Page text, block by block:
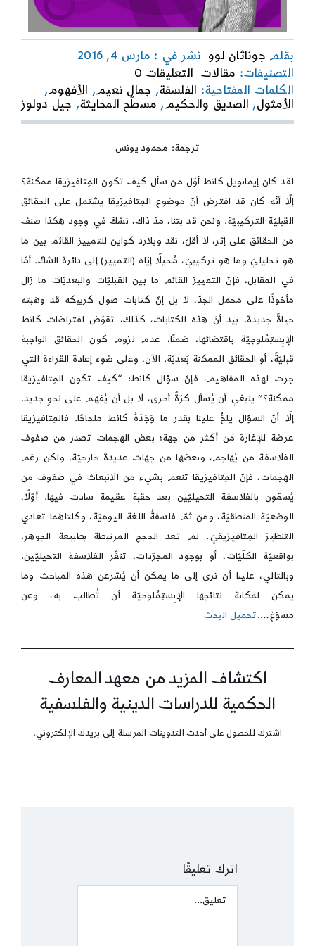
بقلم جوناثان لوو نشر في : مارس 4, 2016
التصنيفات: مقالات التعليقات 0
إمكان
المِتافيزيقا
الكلمات المفتاحية: الفلسفة, جمال نعيم, الأفهوم,
الأمثول, الصديق والحكيم, مسطّح المحايثة, جيل دولوز
ترجمة: محمود يونس
لقد كان إيمانويل كانط أوّل من سأل كيف تكون المِتافيزيقا ممكنة؟
إلّا أنّه كان قد افترض أنّ موضوع المِتافيزيقا يشتمل على الحقائق
القبليّة التركيبيّة. ونحن قد بتنا، مذ ذاك، نشكّ في وجود هكذا صنف
من الحقائق على إثر، لا أقلّ، نقد ويلارد كواين للتمييز القائم بين ما
هو تحليليّ وما هو تركيبيّ، مُحيلًا إيّاه (التمييز) إلى دائرة الشكّ. أمّا
في المقابل، فإنّ التمييز القائم ما بين القبليّات والبعديّات ما زال
مأخوذًا على محمل الجدّ، لا بل إنّ كتابات صول كريبكه قد وهبته
حياةً جديدة. بيد أنّ هذه الكتابات، كذلك، تقوّض افتراضات كانط
الإبِستِمُلوجيّة باقتضائها، ضمنًا، عدم لزوم كون الحقائق الواجبة
قبليّةً، أو الحقائق الممكنة بَعديّة. الآن، وعلى ضوء إعادة القراءة التي
جرت لهذه المفاهيم، فإنّ سؤال كانط: “كيف تكون المِتافيزيقا
ممكنة؟” ينبغي أن يُسأل كرّةً أخرى، لا بل أن يُفهم على نحوٍ جديد.
إلّا أنّ السؤال يلحُّ علينا بقدر ما وَجَدَهُ كانط ملحاحًا. فالمِتافيزيقا
عرضة للإغارة من أكثر من جهة؛ بعض الهجمات تصدر من صفوف
الفلاسفة من يُهاجم، وبعضها من جهات عديدة خارجيّة. ولكن رغم
الهجمات، فإنّ المِتافيزيقا تنعم بشيء من الانبعاث في صفوف من
يُسمّون بالفلاسفة التحيليّين بعد حقبة عقيمة سادت فيها. أوّلًا،
الوضعيّة المنطقيّة، ومن ثمّ فلسفةُ اللغة اليوميّة، وكلتاهما تعادي
التنظيرَ المِتافيزيقيّ. لم تعد الحجج المرتبطة بطبيعة الجوهر،
بواقعيّة الكلّيّات، أو بوجود المجرّدات، تنفّر الفلاسفة التحيليّين.
وبالتالي، علينا أن نرى إلى ما يمكن أن يُشرعن هذه المباحث وما
يمكن لمكانة نتائجها الإبِستِمُلوحيّة أن تُطالب به، وعن
مسوّغ….تحميل البحث
اكتشاف المزيد من معهد المعارف
الحكمية للدراسات الدينية والفلسفية
اشترك للحصول على أحدث التدوينات المرسلة إلى بريدك الإلكتروني.
اترك تعليقًا
Comment